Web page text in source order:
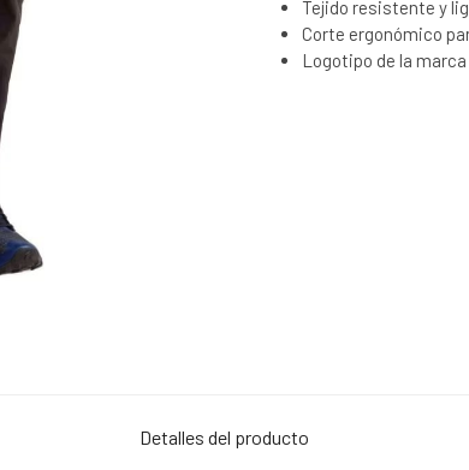
Tejido resistente y
Corte ergonómico
Logotipo de la
Detalles del producto